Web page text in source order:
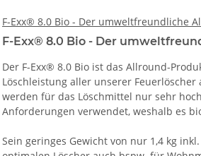
F-Exx® 8.0 Bio - Der umweltfreundliche
F-Exx® 8.0 Bio - Der
Der F-Exx® 8.0 Bio ist das Allround-
Löschleistung aller unserer Feuerlöscher
werden für das Löschmittel nur sehr
Anforderungen verwendet, weshalb es
Sein geringes Gewicht von nur 1,4 kg